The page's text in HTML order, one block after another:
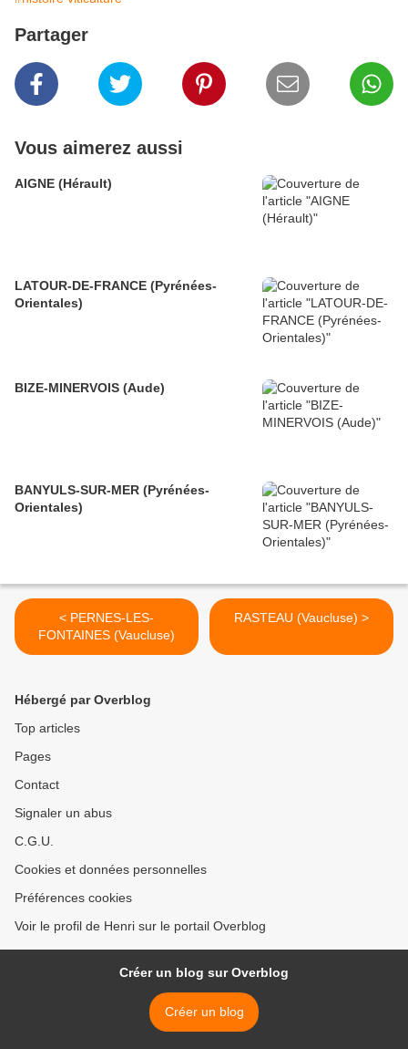
Partager
Vous aimerez aussi
AIGNE (Hérault)
LATOUR-DE-FRANCE (Pyrénées-
Orientales)
BIZE-MINERVOIS (Aude)
BANYULS-SUR-MER (Pyrénées-
Orientales)
< PERNES-LES-
FONTAINES (Vaucluse)
RASTEAU (Vaucluse) >
Hébergé par Overblog
Top articles
Pages
Contact
Signaler un abus
C.G.U.
Cookies et données personnelles
Préférences cookies
Voir le profil de Henri sur le portail Overblog
Créer un blog sur Overblog
Créer un blog